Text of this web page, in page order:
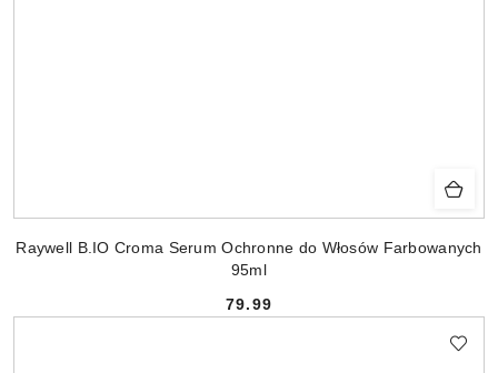
Raywell B.IO Croma Serum Ochronne do Włosów Farbowanych
95ml
Cena:
79.99